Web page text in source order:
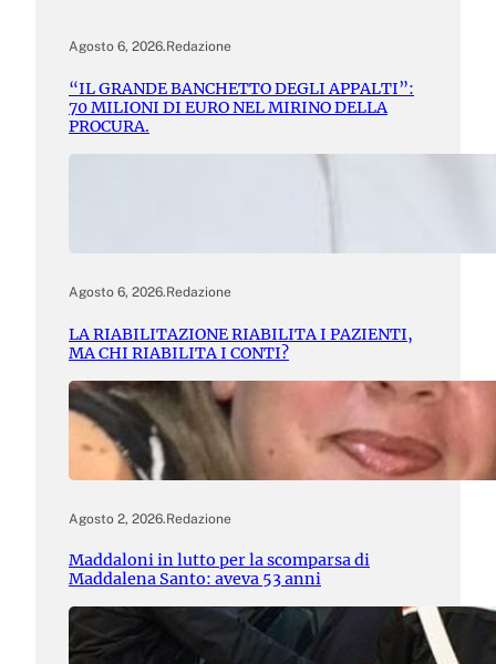
Agosto 6, 2026.Redazione
“IL GRANDE BANCHETTO DEGLI APPALTI”:
70 MILIONI DI EURO NEL MIRINO DELLA
PROCURA.
Agosto 6, 2026.Redazione
LA RIABILITAZIONE RIABILITA I PAZIENTI,
MA CHI RIABILITA I CONTI?
Agosto 2, 2026.Redazione
Maddaloni in lutto per la scomparsa di
Maddalena Santo: aveva 53 anni